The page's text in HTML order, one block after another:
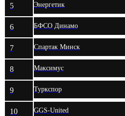
5 Энергетик
6 БФСО Динамо
7 Спартак Минск
8 Максимус
9 Туркспор
10 GGS-United